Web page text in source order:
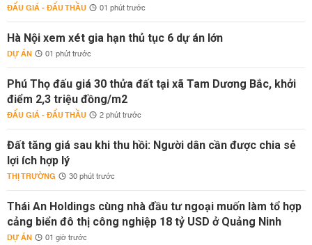
ĐẤU GIÁ - ĐẤU THẦU 01 phút trước
Hà Nội xem xét gia hạn thủ tục 6 dự án lớn
DỰ ÁN 01 phút trước
Phú Thọ đấu giá 30 thửa đất tại xã Tam Dương Bắc, khởi
điểm 2,3 triệu đồng/m2
ĐẤU GIÁ - ĐẤU THẦU 2 phút trước
Đất tăng giá sau khi thu hồi: Người dân cần được chia sẻ
lợi ích hợp lý
THỊ TRƯỜNG 30 phút trước
Thái An Holdings cùng nhà đầu tư ngoại muốn làm tổ hợp
cảng biển đô thị công nghiệp 18 tỷ USD ở Quảng Ninh
DỰ ÁN 01 giờ trước